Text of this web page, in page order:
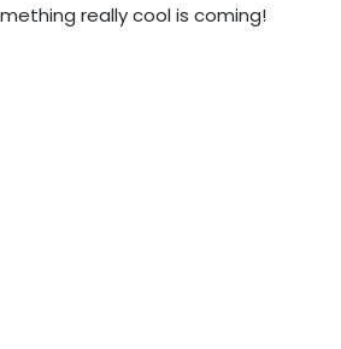
really cool is coming!